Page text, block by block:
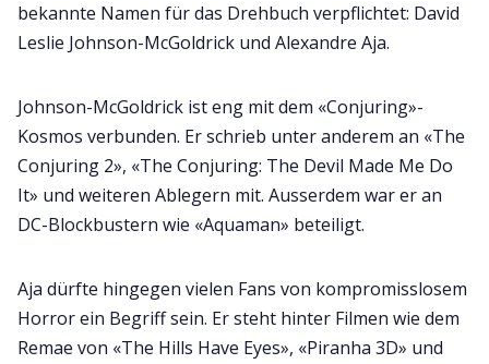
bekannte Namen für das Drehbuch verpflichtet: David
Leslie Johnson-McGoldrick und Alexandre Aja.
Johnson-McGoldrick ist eng mit dem «Conjuring»-
Kosmos verbunden. Er schrieb unter anderem an «The
Conjuring 2», «The Conjuring: The Devil Made Me Do
It» und weiteren Ablegern mit. Ausserdem war er an
DC-Blockbustern wie «Aquaman» beteiligt.
Aja dürfte hingegen vielen Fans von kompromisslosem
Horror ein Begriff sein. Er steht hinter Filmen wie dem
Remae von «The Hills Have Eyes», «Piranha 3D» und